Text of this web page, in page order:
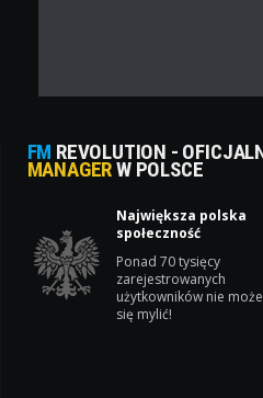
FM REVOLUTION -
MANAGERW POLSCE
Największa polska
społeczność
Ponad 70 tysięcy
zarejestrowanych
użytkowników nie może
się mylić!